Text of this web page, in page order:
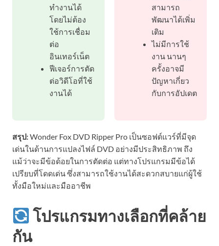
ทำงานได้
โดยไม่ต้อง
ใช้การเชื่อม
ต่อ
อินเทอร์เน็ต
ฟีเจอร์การตัด
ต่อวิดีโอที่ใช้
งานได้
สามารถ
พัฒนาได้เพิ่ม
เติม
ไม่มีการใช้
งาน นานๆ
ครั้งอาจมี
ปัญหาเกี่ยว
กับการอัปเดต
สรุป:Wonder Fox DVD Ripper Pro เป็นซอฟต์แวร์ที่มีจุด
เด่นในด้านการแปลงไฟล์ DVD อย่างมีประสิทธิภาพ ถึง
แม้ว่าจะมีข้อด้อยในการตัดต่อ แต่ทางโปรแกรมมีข้อได้
เปรียบที่โดดเด่น ซึ่งสามารถใช้งานได้สะดวกสบายแก่ผู้ใช้
ทั้งมือใหม่และมืออาชีพ
โปรแกรมทางเลือกที่คล้าย
กัน